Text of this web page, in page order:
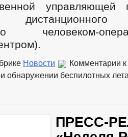
управляющей
человеком-
Новости Комментарии
обнаружении беспилотных
ПРЕСС-